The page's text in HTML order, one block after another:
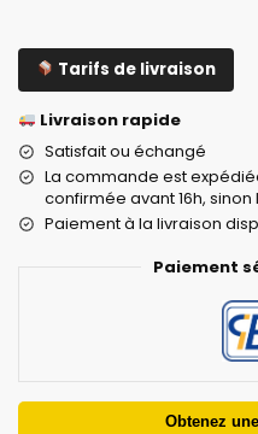
Tarifs de livraison
Livraison rapide
Satisfait ou échangé
La commande est
confirmée avant 16h,
Paiement à la livraison
Paiement
Obtenez